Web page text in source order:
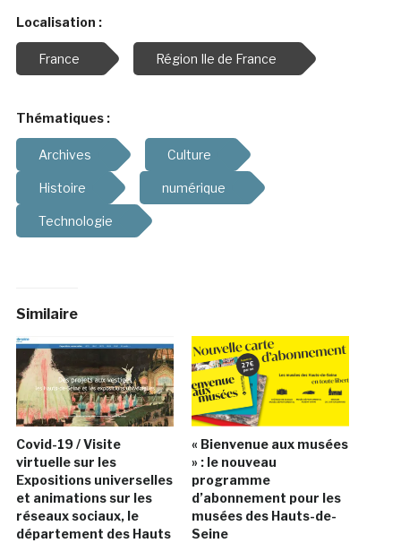
Localisation :
France Région Ile de France
Thématiques :
Archives Culture
Histoire numérique
Technologie
Similaire
Covid-19 / Visite
virtuelle sur les
Expositions universelles
et animations sur les
réseaux sociaux, le
département des Hauts
« Bienvenue aux musées
» : le nouveau
programme
d’abonnement pour les
musées des Hauts-de-
Seine